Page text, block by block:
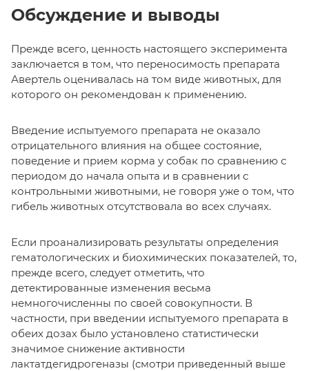
Обсуждение и выводы
Прежде всего, ценность настоящего эксперимента
заключается в том, что переносимость препарата
Авертель оценивалась на том виде животных, для
которого он рекомендован к применению.
Введение испытуемого препарата не оказало
отрицательного влияния на общее состояние,
поведение и прием корма у собак по сравнению с
периодом до начала опыта и в сравнении с
контрольными животными, не говоря уже о том, что
гибель животных отсутствовала во всех случаях.
Если проанализировать результаты определения
гематологических и биохимических показателей, то,
прежде всего, следует отметить, что
детектированные изменения весьма
немногочисленны по своей совокупности. В
частности, при введении испытуемого препарата в
обеих дозах было установлено статистически
значимое снижение активности
лактатдегидрогеназы (смотри приведенный выше